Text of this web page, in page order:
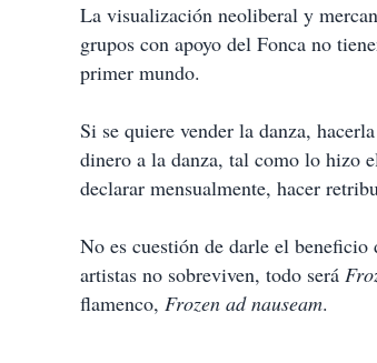
La visualización neoliberal y
grupos con apoyo del Fonca no
primer mundo.
Si se quiere vender la danza,
dinero a la danza, tal como lo hizo
declarar mensualmente, hacer
No es cuestión de darle el
artistas no sobreviven, todo será
flamenco, Frozen ad nauseam.